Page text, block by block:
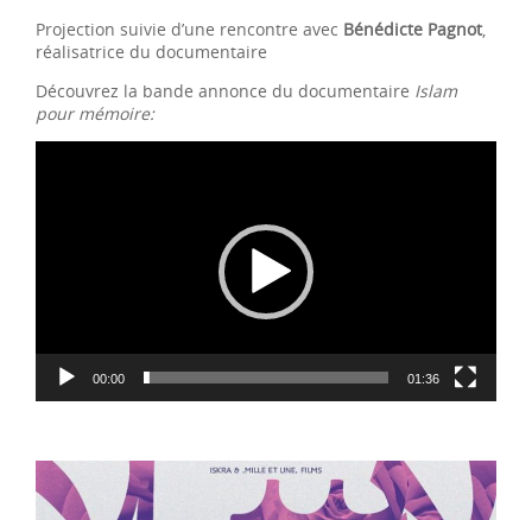
Projection suivie d’une rencontre avec Bénédicte Pagnot,
réalisatrice du documentaire
Découvrez la bande annonce du documentaire Islam
pour mémoire:
00:00 01:36